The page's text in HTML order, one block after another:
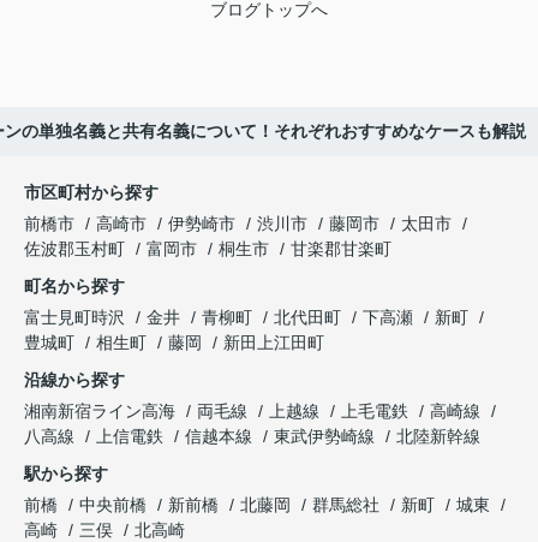
ブログトップへ
ンの単独名義と共有名義について！それぞれおすすめなケースも解説
市区町村から探す
前橋市
高崎市 伊勢崎市 渋川市 藤岡市
太田市
佐波郡玉村町
富岡市 桐生市
甘楽郡甘楽町
町名から探す
富士見町時沢
金井 青柳町 北代田町 下高瀬
新町
豊城町
相生町 藤岡
新田上江田町
沿線から探す
湘南新宿ライン高海
両毛線 上越線 上毛電鉄
高崎線
八高線
上信電鉄 信越本線 東武伊勢崎線
北陸新幹線
駅から探す
前橋
中央前橋 新前橋 北藤岡 群馬総社 新町
城東
高崎
三俣 北高崎